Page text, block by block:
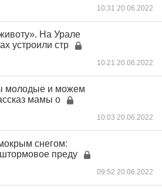
10:31 20.06.2022
На Урале
устроили стр
10:21 20.06.2022
молодые и можем
мамы о
10:03 20.06.2022
снегом:
преду
09:52 20.06.2022